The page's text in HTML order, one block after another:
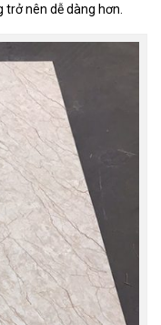
nên dễ dàng hơn.